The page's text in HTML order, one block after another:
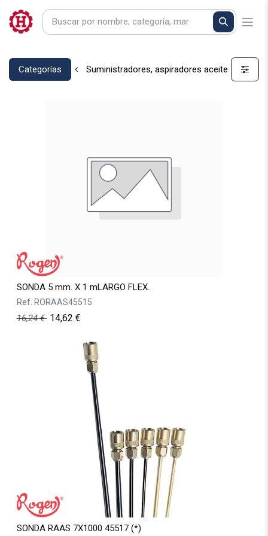
Categorías Suministradores, aspiradores aceite
SONDA 5 mm. X 1 mLARGO FLEX.
Ref. RORAAS45515
16,24€ 14,62 €
SONDA RAAS 7X1000 45517 (*)